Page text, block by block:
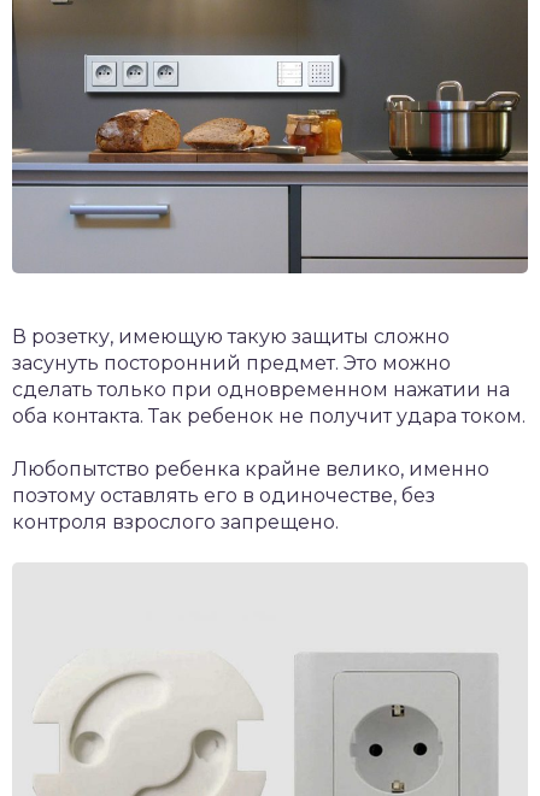
В розетку, имеющую такую защиты сложно
засунуть посторонний предмет. Это можно
сделать только при одновременном нажатии на
оба контакта. Так ребенок не получит удара током.
Любопытство ребенка крайне велико, именно
поэтому оставлять его в одиночестве, без
контроля взрослого запрещено.